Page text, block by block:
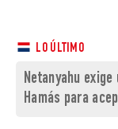
LO ÚLTIMO
Netanyahu
Hamás para